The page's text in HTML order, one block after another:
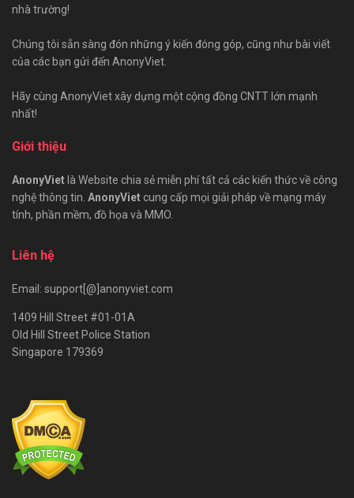
nhà trường!
Chúng tôi sẵn sàng đón những ý kiến đóng góp, cũng như bài viết
của các bạn gửi đến AnonyViet.
Hãy cùng AnonyViet xây dựng một cộng đồng CNTT lớn mạnh
nhất!
Giới thiệu
AnonyViet là Website chia sẻ miễn phí tất cả các kiến thức về công
nghệ thông tin. AnonyViet cung cấp mọi giải pháp về mạng máy
tính, phần mềm, đồ họa và MMO.
Liên hệ
Email: support[@]anonyviet.com
1409 Hill Street #01-01A
Old Hill Street Police Station
Singapore 179369